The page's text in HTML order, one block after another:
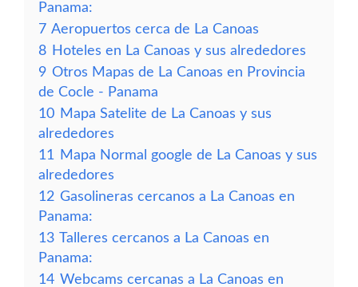
Panama:
7 Aeropuertos cerca de La Canoas
8 Hoteles en La Canoas y sus alrededores
9 Otros Mapas de La Canoas en Provincia
de Cocle - Panama
10 Mapa Satelite de La Canoas y sus
alrededores
11
Mapa Normal google de La Canoas y sus
alrededores
12 Gasolineras cercanos a La Canoas en
Panama:
13 Talleres cercanos a La Canoas en
Panama:
14 Webcams cercanas a La Canoas en